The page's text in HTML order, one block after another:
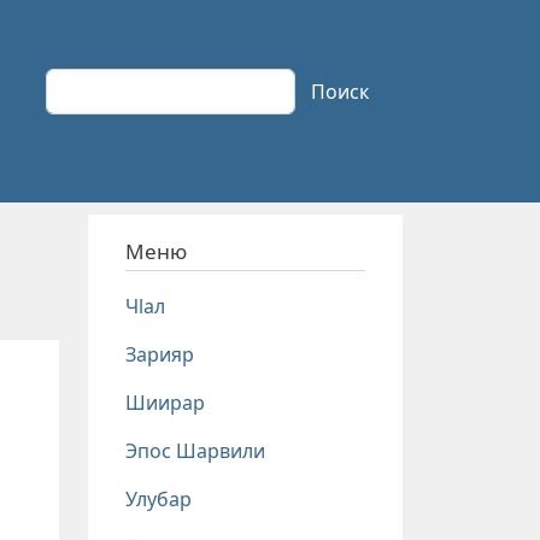
Поиск Поиск
Меню
Чlал
Зарияр
Шиирар
Эпос Шарвили
Улубар